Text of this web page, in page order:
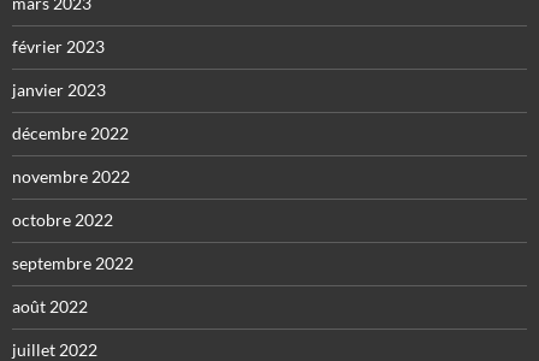
février 2023
janvier 2023
décembre 2022
novembre 2022
octobre 2022
septembre 2022
août 2022
juillet 2022